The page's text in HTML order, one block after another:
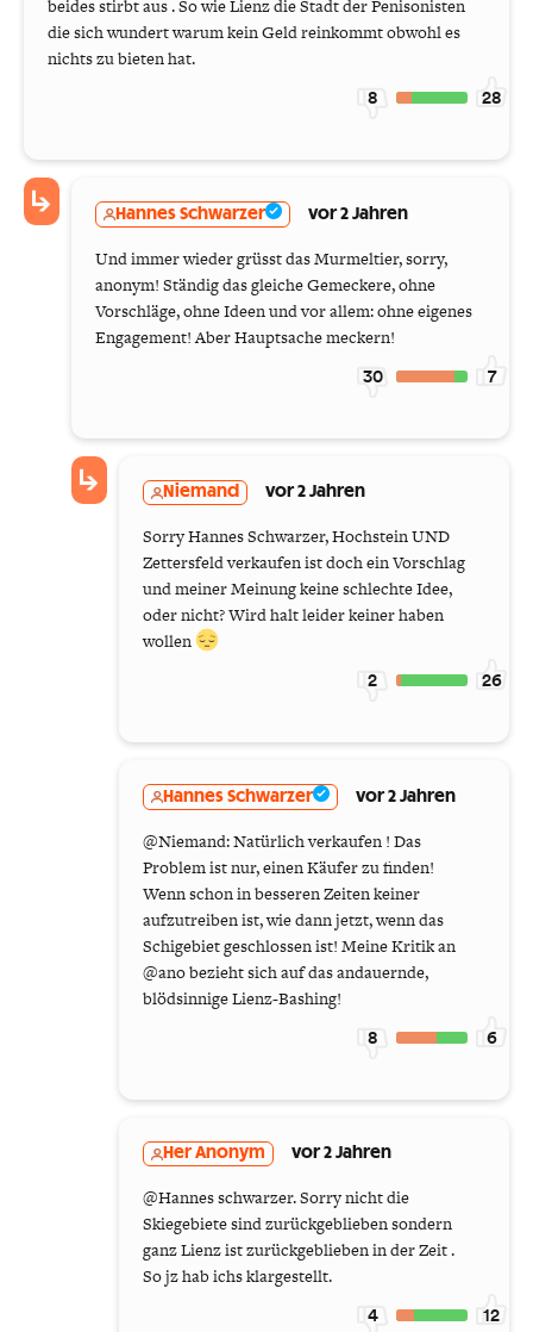
beides stirbt aus . So wie Lienz die Stadt der Penisonisten
die sich wundert warum kein Geld reinkommt obwohl es
nichts zu bieten hat.
8 28
Hannes Schwarzer vor 2 Jahren
Und immer wieder grüsst das Murmeltier, sorry,
anonym! Ständig das gleiche Gemeckere, ohne
Vorschläge, ohne Ideen und vor allem: ohne eigenes
Engagement! Aber Hauptsache meckern!
30 7
Niemand vor 2 Jahren
Sorry Hannes Schwarzer, Hochstein UND
Zettersfeld verkaufen ist doch ein Vorschlag
und meiner Meinung keine schlechte Idee,
oder nicht? Wird halt leider keiner haben
wollen
2 26
Hannes Schwarzer vor 2 Jahren
@Niemand: Natürlich verkaufen ! Das
Problem ist nur, einen Käufer zu finden!
Wenn schon in besseren Zeiten keiner
aufzutreiben ist, wie dann jetzt, wenn das
Schigebiet geschlossen ist! Meine Kritik an
@ano bezieht sich auf das andauernde,
blödsinnige Lienz-Bashing!
8 6
Her Anonym vor 2 Jahren
@Hannes schwarzer. Sorry nicht die
Skiegebiete sind zurückgeblieben sondern
ganz Lienz ist zurückgeblieben in der Zeit .
So jz hab ichs klargestellt.
4 12